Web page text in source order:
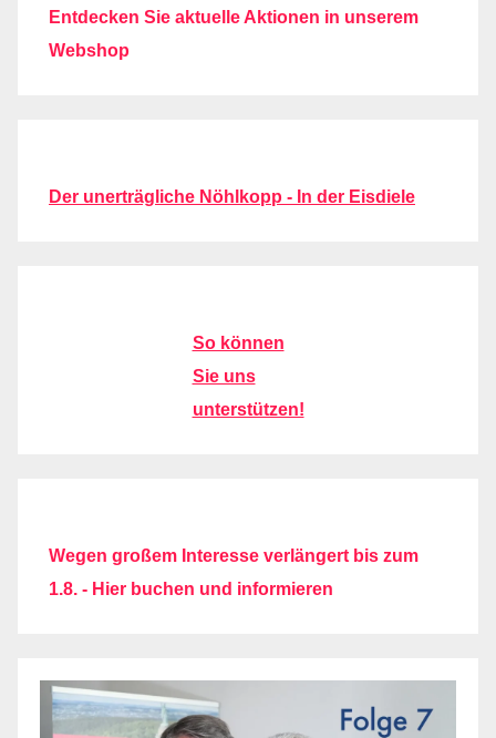
Entdecken Sie aktuelle Aktionen in unserem
Webshop
Der unerträgliche Nöhlkopp - In der Eisdiele
So können
Sie uns
unterstützen!
Wegen großem Interesse verlängert bis zum
1.8. - Hier buchen und informieren